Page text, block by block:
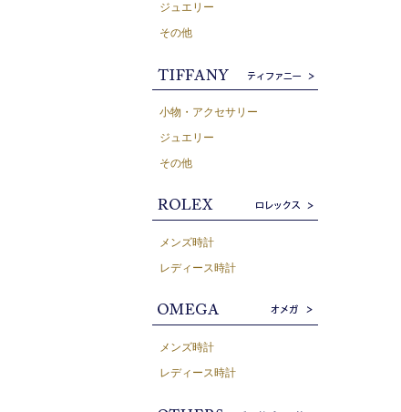
ジュエリー
その他
小物・アクセサリー
ジュエリー
その他
メンズ時計
レディース時計
メンズ時計
レディース時計